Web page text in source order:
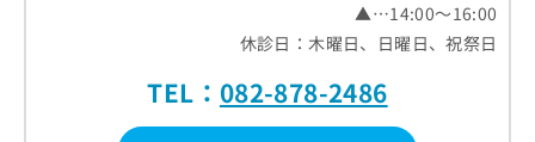
▲…14:00～16:00
休診日：木曜日、日曜日、祝祭日
TEL： 082-878-2486